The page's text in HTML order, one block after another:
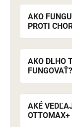
AKO
PROTI
AKO DLHO
FUNGOVAŤ?
AKÉ